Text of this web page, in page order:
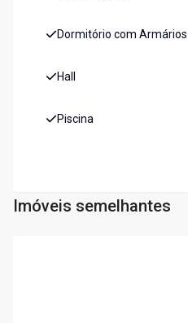
Dormitório com Armários
Hall
Piscina
Imóveis semelhantes